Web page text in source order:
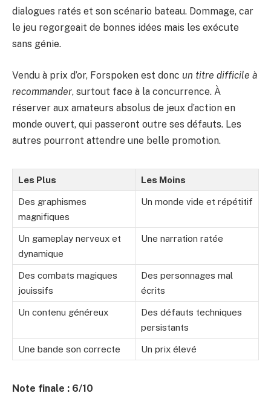
dialogues ratés et son scénario bateau. Dommage, car
le jeu regorgeait de bonnes idées mais les exécute
sans génie.
Vendu à prix d’or, Forspoken est donc un titre difficile à
recommander, surtout face à la concurrence. À
réserver aux amateurs absolus de jeux d’action en
monde ouvert, qui passeront outre ses défauts. Les
autres pourront attendre une belle promotion.
Les Plus Les Moins
Des graphismes
magnifiques
Un monde vide et répétitif
Un gameplay nerveux et
dynamique
Une narration ratée
Des combats magiques
jouissifs
Des personnages mal
écrits
Un contenu généreux
Des défauts techniques
persistants
Une bande son correcte Un prix élevé
Note finale : 6/10